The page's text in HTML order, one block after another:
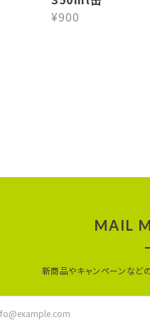
¥900
MAIL
新商品やキャンペーンなど